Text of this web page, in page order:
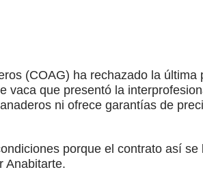
(COAG) ha rechazado la última
vaca que presentó la
ni ofrece garantías de
porque el contrato así se
Anabitarte.